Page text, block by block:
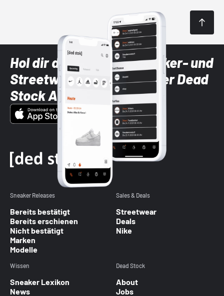
Hol dir die neuesten Sneaker- und
Streetwear-Brands mit der Dead
Stock App
Sneaker Releases
Bereits bestätigt
Bereits erschienen
Nicht bestätigt
Marken
Modelle
Sales & Deals
Streetwear
Deals
Nike
Wissen
Sneaker Lexikon
News
Dead Stock
About
Jobs